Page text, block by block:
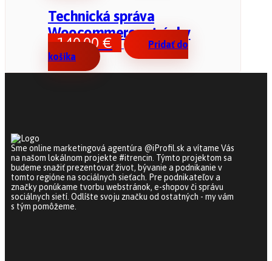
Technická správa
Woocommerce stránky
140,00 €
Pridať do
košíka
Sme online marketingová agentúra @iProfil.sk a vítame Vás
na našom lokálnom projekte #itrencin. Týmto projektom sa
budeme snažiť prezentovať život, bývanie a podnikanie v
tomto regióne na sociálnych sieťach. Pre podnikateľov a
značky ponúkame tvorbu webstránok, e-shopov či správu
sociálnych sietí. Odlíšte svoju značku od ostatných - my vám
s tým pomôžeme.